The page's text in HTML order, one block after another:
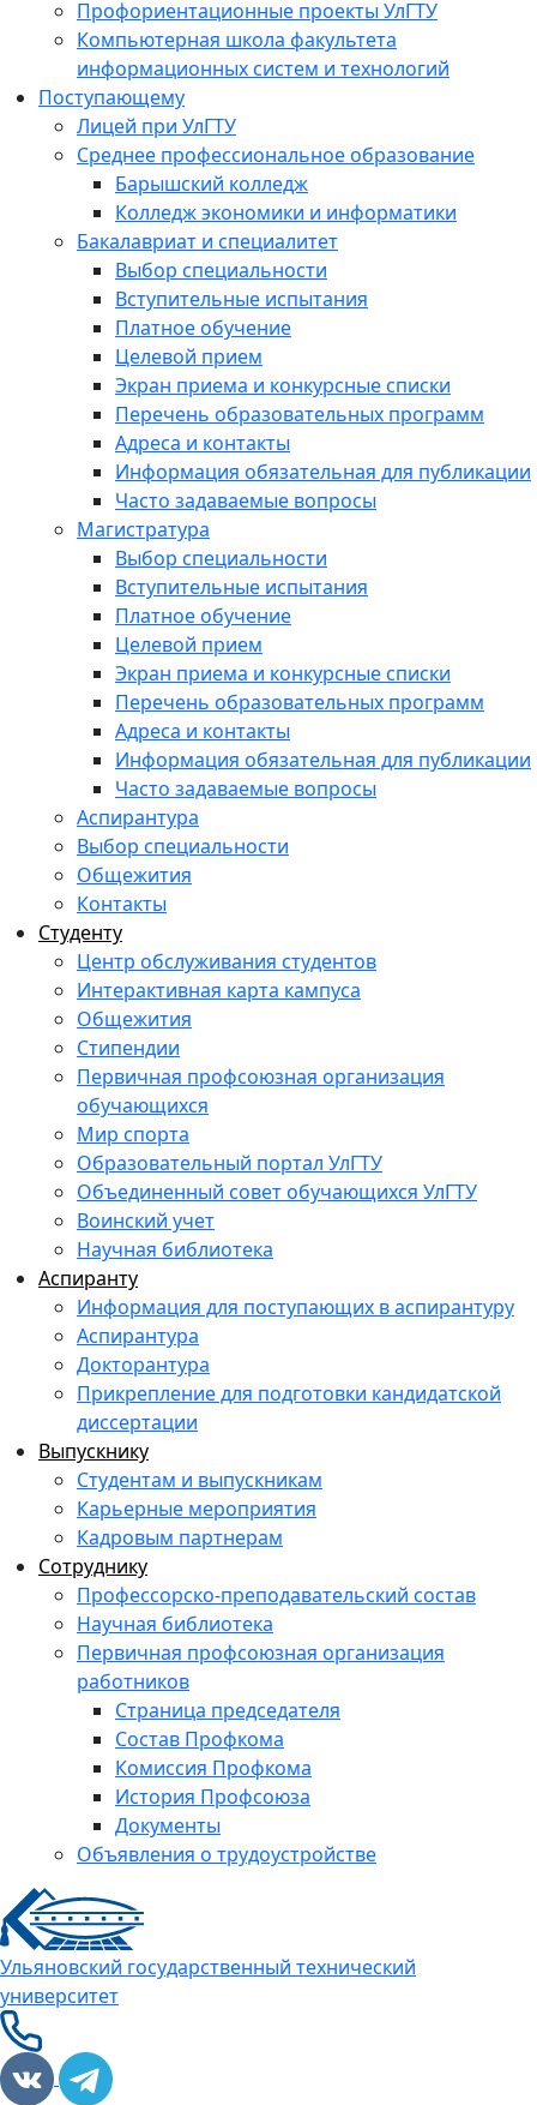
Профориентационные проекты УлГТУ
Компьютерная школа факультета
информационных систем и технологий
Поступающему
Лицей при УлГТУ
Среднее профессиональное образование
Барышский колледж
Колледж экономики и информатики
Бакалавриат и специалитет
Выбор специальности
Вступительные испытания
Платное обучение
Целевой прием
Экран приема и конкурсные списки
Перечень образовательных программ
Адреса и контакты
Информация обязательная для публикации
Часто задаваемые вопросы
Магистратура
Выбор специальности
Вступительные испытания
Платное обучение
Целевой прием
Экран приема и конкурсные списки
Перечень образовательных программ
Адреса и контакты
Информация обязательная для публикации
Часто задаваемые вопросы
Аспирантура
Выбор специальности
Общежития
Контакты
Студенту
Центр обслуживания студентов
Интерактивная карта кампуса
Общежития
Стипендии
Первичная профсоюзная организация
обучающихся
Мир спорта
Образовательный портал УлГТУ
Объединенный совет обучающихся УлГТУ
Воинский учет
Научная библиотека
Аспиранту
Информация для поступающих в аспирантуру
Аспирантура
Докторантура
Прикрепление для подготовки кандидатской
диссертации
Выпускнику
Студентам и выпускникам
Карьерные мероприятия
Кадровым партнерам
Сотруднику
Профессорско-преподавательский состав
Научная библиотека
Первичная профсоюзная организация
работников
Страница председателя
Состав Профкома
Комиссия Профкома
История Профсоюза
Документы
Объявления о трудоустройстве
Ульяновский государственный технический
университет